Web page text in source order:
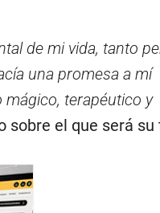
de mi vida, tanto
una promesa a mí
terapéutico y
sobre el que será su